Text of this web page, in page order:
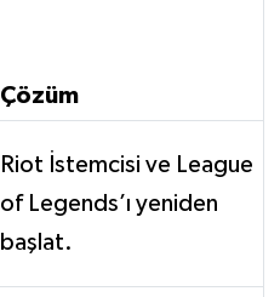
Çözüm
Riot İstemcisi ve League
of Legends’ı yeniden
başlat.